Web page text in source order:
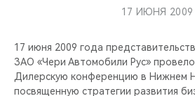
СЕДАНЫ
ПОДДЕРЖКА
CHERY В СОЦСЕТЯХ
17 ИЮНЯ 2009
17 июня 2009 года
ЗАО «Чери Автомобили Рус»
Дилерскую конференцию в Нижнем
посвященную стратегии развития